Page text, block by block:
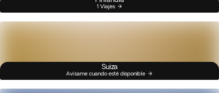
1 Viajes
Suiza
Avísame cuando esté disponible